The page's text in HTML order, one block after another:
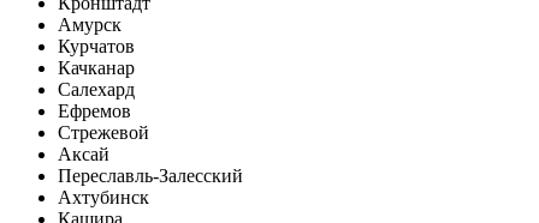
Амурск
Курчатов
Качканар
Салехард
Ефремов
Стрежевой
Аксай
Переславль-Залесский
Ахтубинск